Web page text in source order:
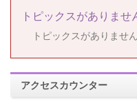
トピックスがありませ
トピックスがありません
アクセスカウンター